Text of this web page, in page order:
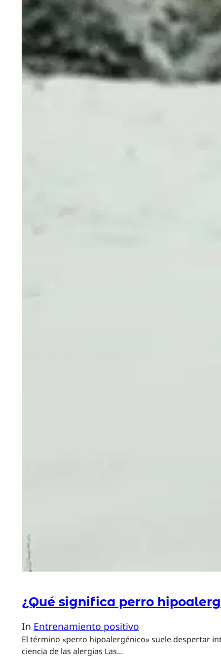
¿Qué significa perro
In Entrenamiento positivo
El término «perro hipoalergénico» suele despertar
ciencia de las alergias Las…